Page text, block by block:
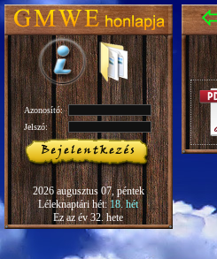
Azonosító:
Jelszó:
2026 augusztus 07, péntek
Léleknaptári hét:18. hét
Ez az év 32. hete